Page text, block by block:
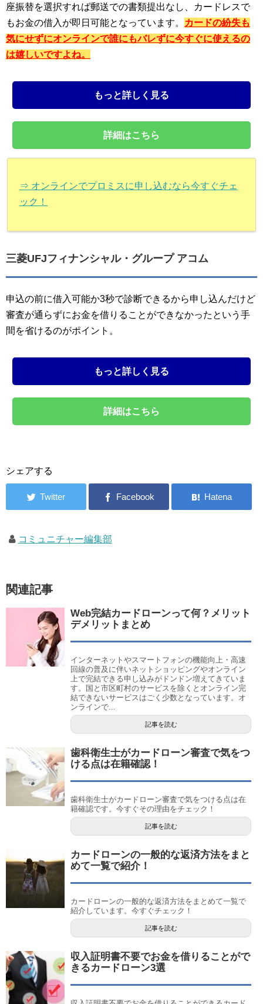
座振替を選択すれば郵送での書類提出なし、カードレスで
もお金の借入が即日可能となっています。 カードの紛失も
気にせずにオンラインで誰にもバレずに今すぐに使えるの
は嬉しいですよね。
もっと詳しく見る
詳細はこちら
⇒ オンラインでプロミスに申し込むなら今すぐチェ
ック！
三菱UFJフィナンシャル・グループ アコム
申込の前に借入可能か3秒で診断できるから申し込んだけど
審査が通らずにお金を借りることができなかったという手
間を省けるのがポイント。
もっと詳しく見る
詳細はこちら
シェアする
コミュニチャー編集部
関連記事
Web完結カードローンって何？メリット
デメリットまとめ
インターネットやスマートフォンの機能向上・高速
回線の普及に伴いネットショッピングやオンライン
上で完結できる申し込みがドンドン増えてきていま
す。国と市区町村のサービスを除くとオンライン完
結できないサービスはごく少数となっています。オ
ンラインで...
記事を読む
歯科衛生士がカードローン審査で気をつ
ける点は在籍確認！
歯科衛生士がカードローン審査で気をつける点は在
籍確認です。今すぐその理由をチェック！
記事を読む
カードローンの一般的な返済方法をまと
めて一覧で紹介！
カードローンの一般的な返済方法をまとめて一覧で
紹介しています。今すぐチェック！
記事を読む
収入証明書不要でお金を借りることがで
きるカードローン3選